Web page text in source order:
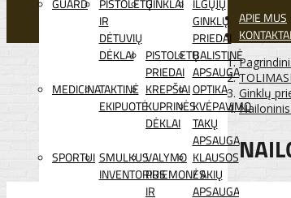
GUARD
PISTOLETŲ
IR
DĖTUVIŲ
DĖKLAI
GINKLAI ILGŲJŲ
GINKLŲ
PRIEDAI
PISTOLETŲ
PRIEDAI
BALISTINĖ
APSAUGA
MEDICINATAKTINĖ
EKIPUOTĖ
KREPŠIAI
KUPRINĖS
DĖKLAI
OPTIKA
KVĖPAVIMO
TAKŲ
APSAUGA
SPORTUI SMULKUS
INVENTORIUS
VALYMO
PRIEMONĖS
IR
KLAUSOS
/ AKIŲ
APSAUGA
APIE MUS
KONTAKTAI
Ginklų